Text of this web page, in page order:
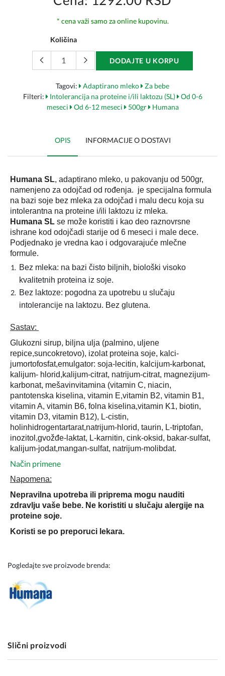
* cena važi samo za online kupovinu.
Količina
DODAJTE U KORPU
Tagovi: Adaptirano mleko
Za bebe
Filteri: Intolerancija na proteine i/ili laktozu (SL) Od 0-6
meseci Od 6-12 meseci 500gr Humana
OPIS INFORMACIJE O DOSTAVI
Humana SL, adaptirano mleko, u pakovanju od 500gr,
namenjeno za odojčad od rođenja. je specijalna formula
na bazi soje bez mleka za odojčad i malu decu koja su
intolerantna na proteine i/ili laktozu iz mleka.
Humana SL se može koristiti i kao deo raznovrsne
ishrane kod odojčadi starije od 6 meseci i male dece.
Podjednako je vredna kao i odgovarajuće mlečne
formule.
Bez mleka: na bazi čisto biljnih, biološki visoko
kvalitetnih proteina iz soje.
Bez laktoze: pogodna za upotrebu u slučaju
intolerancije na laktozu. Bez glutena.
Sastav:
Glukozni sirup, biljna ulja (palmino, uljene
repice,suncokretovo), izolat proteina soje, kalci-
jumortofosfat,emulgator: soja-lecitin, kalcijum-karbonat,
kalijum- hlorid,kalijum-citrat, natrijum-citrat, magnezijum-
karbonat, mešavinvitamina (vitamin C, niacin,
pantotenska kiselina, vitamin E,vitamin B2, vitamin B1,
vitamin A, vitamin B6, folna kiselina,vitamin K1, biotin,
vitamin D3, vitamin B12), L-cistin,
holinhidrogentartarat,natrijum-hlorid, taurin, L-triptofan,
inozitol,gvožđe-laktat, L-karnitin, cink-oksid, bakar-sulfat,
kalijum-jodat,mangan-sulfat, natrijum-molibdat.
Način primene
Napomena:
Nepravilna upotreba ili priprema mogu nauditi
zdravlju vaše bebe. Ne koristiti u slučaju alergije na
proteine soje.
Koristi se po preporuci lekara.
Pogledajte sve proizvode brenda:
Slični proizvodi